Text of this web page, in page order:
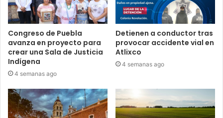
Congreso de Puebla
avanza en proyecto para
crear una Sala de Justicia
Indígena
4 semanas ago
Detienen a conductor tras
provocar accidente vial en
Atlixco
4 semanas ago